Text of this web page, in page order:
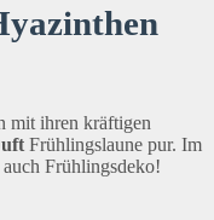
mit ihren kräftigen
Frühlingslaune pur. Im
Frühlingsdeko!